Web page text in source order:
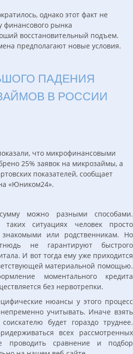
однако этот факт не
финансового рынка
восстановительный подъем.
предполагают новые условия.
ПАДЕНИЯ
В РОССИИ
что микрофинансовыми
25% заявок на микрозаймы, а
показателей, сообщает
«Юником24».
можно разными способами.
ситуациях человек просто
или родственникам. Но
не гарантируют быстрого
И вот тогда ему уже приходится
материальной помощью.
моментального кредита
без нервотрепки.
нюансы у этого процесс
учитывать. Иначе взять
будет гораздо труднее.
всех рассмотренных
проводить сравнение и подбор